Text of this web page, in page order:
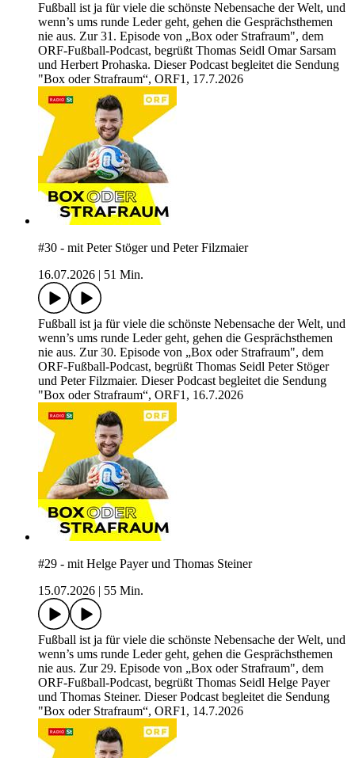
Fußball ist ja für viele die schönste Nebensache der Welt, und
wenn’s ums runde Leder geht, gehen die Gesprächsthemen
nie aus. Zur 31. Episode von „Box oder Strafraum", dem
ORF-Fußball-Podcast, begrüßt Thomas Seidl Omar Sarsam
und Herbert Prohaska. Dieser Podcast begleitet die Sendung
"Box oder Strafraum“, ORF1, 17.7.2026
#30 - mit Peter Stöger und Peter Filzmaier
16.07.2026
51 Min.
Fußball ist ja für viele die schönste Nebensache der Welt, und
wenn’s ums runde Leder geht, gehen die Gesprächsthemen
nie aus. Zur 30. Episode von „Box oder Strafraum", dem
ORF-Fußball-Podcast, begrüßt Thomas Seidl Peter Stöger
und Peter Filzmaier. Dieser Podcast begleitet die Sendung
"Box oder Strafraum“, ORF1, 16.7.2026
#29 - mit Helge Payer und Thomas Steiner
15.07.2026
55 Min.
Fußball ist ja für viele die schönste Nebensache der Welt, und
wenn’s ums runde Leder geht, gehen die Gesprächsthemen
nie aus. Zur 29. Episode von „Box oder Strafraum", dem
ORF-Fußball-Podcast, begrüßt Thomas Seidl Helge Payer
und Thomas Steiner. Dieser Podcast begleitet die Sendung
"Box oder Strafraum“, ORF1, 14.7.2026